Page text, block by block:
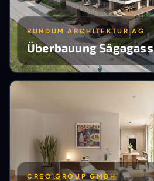
RUNDUM ARCHITEKTUR AG
Überbauung Sägagass
CREO GROUP GMBH